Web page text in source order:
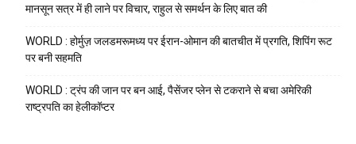
मानसून सत्र में ही लाने पर विचार, राहुल से समर्थन के लिए बात की
WORLD : होर्मुज़ जलडमरूमध्य पर ईरान-ओमान की बातचीत में प्रगति, शिपिंग रूट
पर बनी सहमति
WORLD : ट्रंप की जान पर बन आई, पैसेंजर प्लेन से टकराने से बचा अमेरिकी
राष्ट्रपति का हेलीकॉप्टर